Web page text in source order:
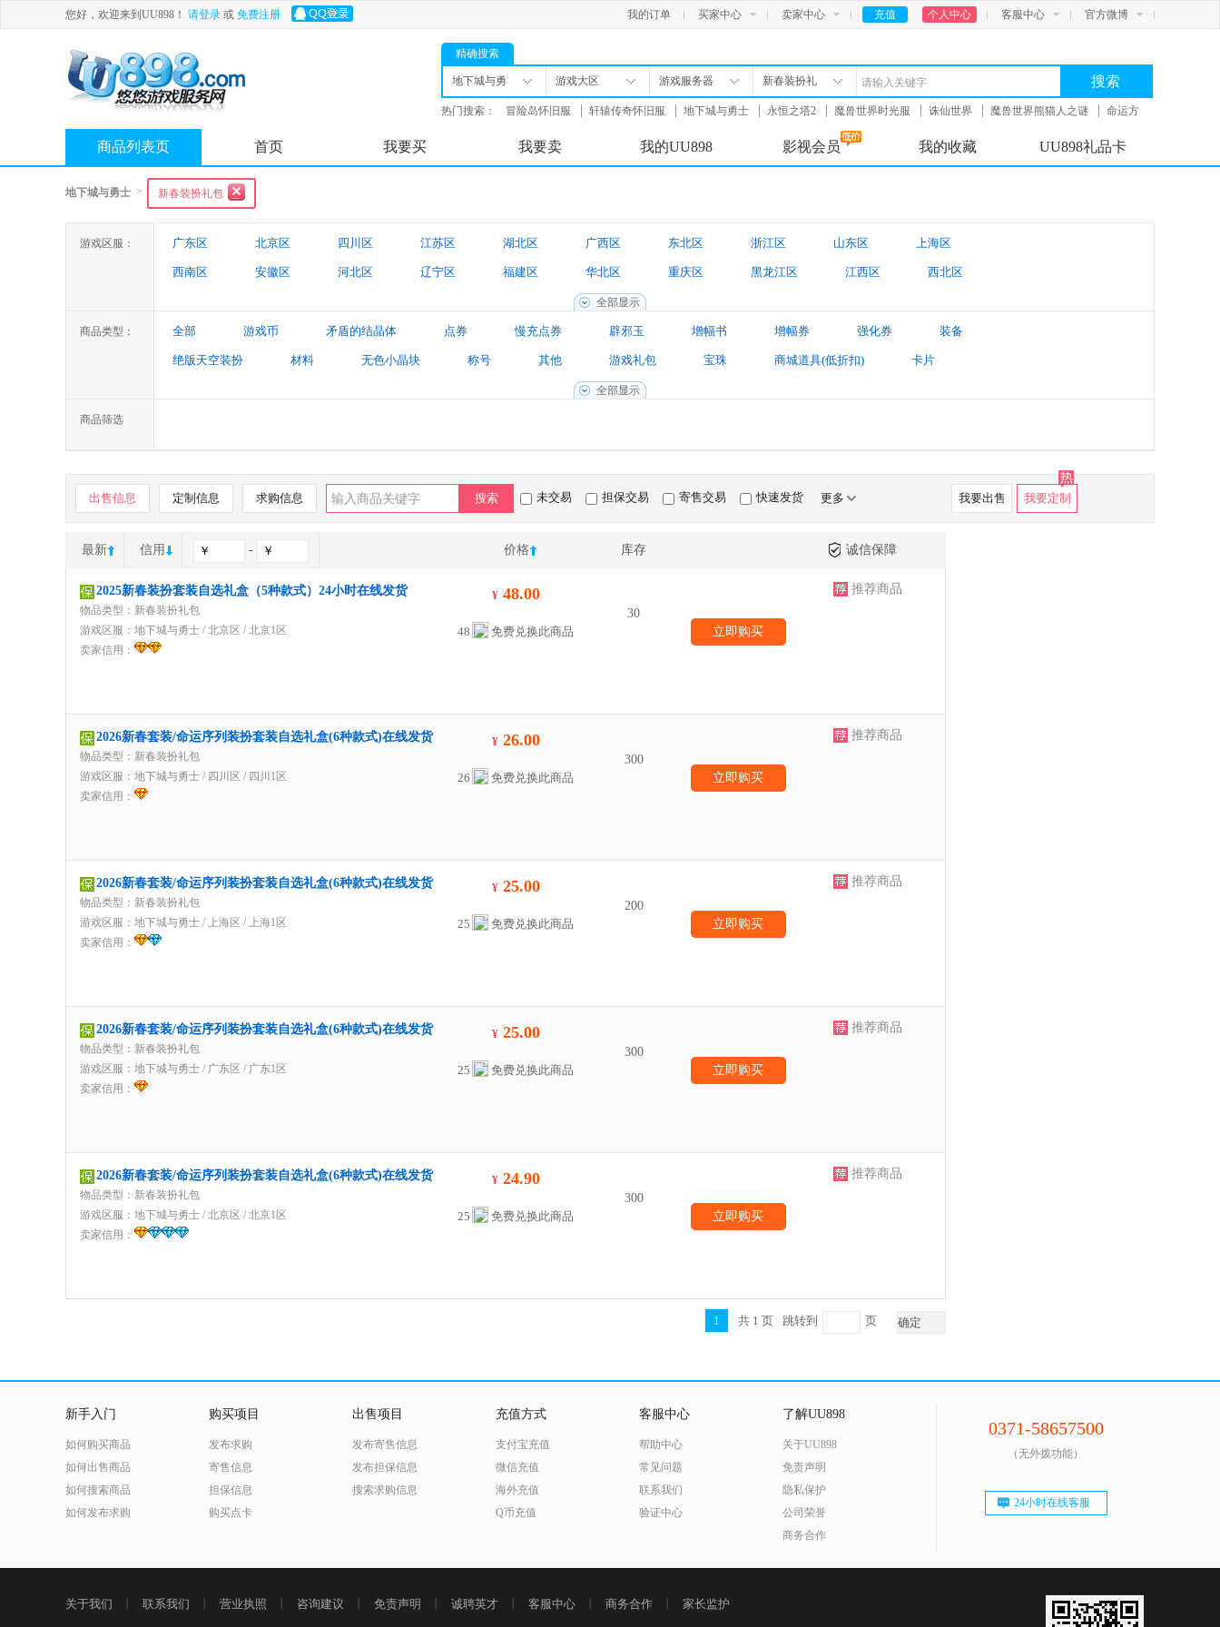
您好，欢迎来到UU898！ 请登录 或 免费注册 我的订单 买家中心 卖家中心 充值 个人中心 客服中心 官方微博
精确搜索
地下城与勇
士
游戏大区 游戏服务器
新春装扮礼
包
搜索
热门搜索： 冒险岛怀旧服 轩辕传奇怀旧服 地下城与勇士 永恒之塔2 魔兽世界时光服 诛仙世界 魔兽世界熊猫人之谜
命运方
商品列表页 首页 我要买 我要卖 我的UU898 影视会员 我的收藏 UU898礼品卡
地下城与勇士 > 新春装扮礼包
游戏区服： 广东区 北京区 四川区 江苏区 湖北区 广西区 东北区 浙江区 山东区 上海区
西南区 安徽区 河北区 辽宁区 福建区 华北区 重庆区 黑龙江区 江西区 西北区
湖南区
全部显示
商品类型： 全部 游戏币 矛盾的结晶体 点券 慢充点券 辟邪玉 增幅书 增幅券 强化券 装备
绝版天空装扮 材料 无色小晶块 称号 其他 游戏礼包 宝珠 商城道具(低折扣) 卡片
游戏账号
全部显示
商品筛选
我要出售 我要定制
出售信息 定制信息 求购信息 搜索 未交易 担保交易 寄售交易 快速发货 更多
最新 信用 - 价格 库存 诚信保障
2025新春装扮套装自选礼盒（5种款式）24小时在线发货
物品类型：新春装扮礼包
游戏区服： 地下城与勇士 / 北京区 / 北京1区
卖家信用：
¥48.00
48 免费兑换此商品
30
立即购买
推荐商品
2026新春套装/命运序列装扮套装自选礼盒(6种款式)在线发货
物品类型：新春装扮礼包
游戏区服： 地下城与勇士 / 四川区 / 四川1区
卖家信用：
¥26.00
26 免费兑换此商品
300
立即购买
推荐商品
2026新春套装/命运序列装扮套装自选礼盒(6种款式)在线发货
物品类型：新春装扮礼包
游戏区服： 地下城与勇士 / 上海区 / 上海1区
卖家信用：
¥25.00
25 免费兑换此商品
200
立即购买
推荐商品
2026新春套装/命运序列装扮套装自选礼盒(6种款式)在线发货
物品类型：新春装扮礼包
游戏区服： 地下城与勇士 / 广东区 / 广东1区
卖家信用：
¥25.00
25 免费兑换此商品
300
立即购买
推荐商品
2026新春套装/命运序列装扮套装自选礼盒(6种款式)在线发货
物品类型：新春装扮礼包
游戏区服： 地下城与勇士 / 北京区 / 北京1区
卖家信用：
¥24.90
25 免费兑换此商品
300
立即购买
推荐商品
1 共 1 页 确定
跳转到 页
新手入门
如何购买商品
如何出售商品
如何搜索商品
如何发布求购
购买项目
发布求购
寄售信息
担保信息
购买点卡
出售项目
发布寄售信息
发布担保信息
搜索求购信息
充值方式
支付宝充值
微信充值
海外充值
Q币充值
客服中心
帮助中心
常见问题
联系我们
验证中心
了解UU898
关于UU898
免责声明
隐私保护
公司荣誉
商务合作
0371-58657500
（无外拨功能）
24小时在线客服
关于我们 联系我们 营业执照 咨询建议 免责声明 诚聘英才 客服中心 商务合作 家长监护